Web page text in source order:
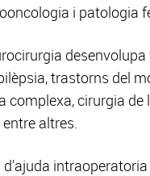
i patologia
trastorns del
complexa, cirurgia
altres.